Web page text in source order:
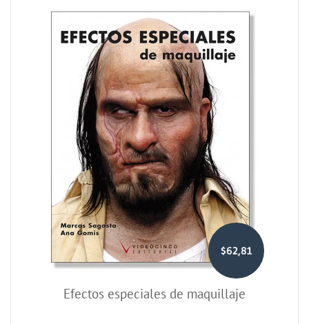
$62,81
Efectos especiales de maquillaje